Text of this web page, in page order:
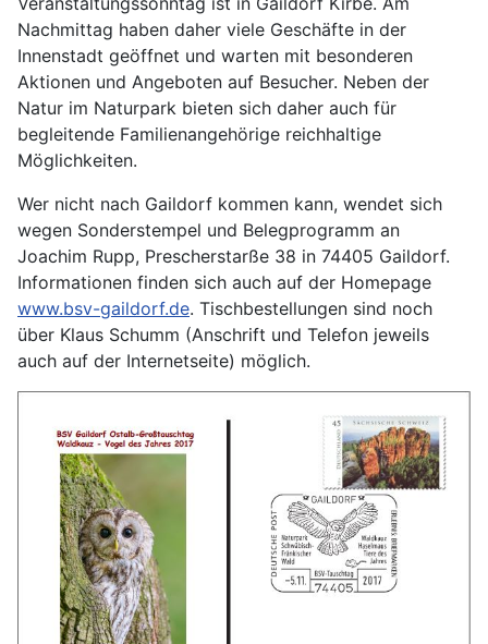
Nachmittag haben daher viele Geschäfte in der
Innenstadt geöffnet und warten mit besonderen
Aktionen und Angeboten auf Besucher. Neben der
Natur im Naturpark bieten sich daher auch für
begleitende Familienangehörige reichhaltige
Möglichkeiten.
Wer nicht nach Gaildorf kommen kann, wendet sich
wegen Sonderstempel und Belegprogramm an
Joachim Rupp, Prescherstarße 38 in 74405 Gaildorf.
Informationen finden sich auch auf der Homepage
www.bsv-gaildorf.de. Tischbestellungen sind noch
über Klaus Schumm (Anschrift und Telefon jeweils
auch auf der Internetseite) möglich.